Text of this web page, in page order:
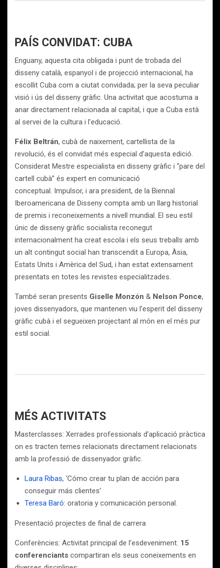
PAÍS CONVIDAT: CUBA
Enguany, aquesta cita obligada i punt de trobada del
disseny català, espanyol i de projecció internacional, ha
escollit Cuba com a ciutat convidada; per la seva peculiar
visió i ús del disseny gràfic. Una activitat que acostuma a
anar directament relacionada al capital, i que a Cuba està
al servei de la cultura i l’educació.
Félix Beltrán, cubà de naixement, cartellista de la
revolució, és el convidat més especial d’aquesta edició.
Considerat Mestre especialista en disseny gràfic i “pare del
cartell cubà” és expert en comunicació
conceptual. Impulsor, i ara president, de la Biennal
Iberoamericana de Disseny compta amb un llarg historial
de premis i reconeixements a nivell mundial. El seu estil
únic de disseny gràfic socialista reconegut
internacionalment ha creat escola i els seus treballs amb
un alt contingut social han transcendit a Europa, Àsia,
Estats Units i Amèrica del Sud, i han estat extensament
presentats en totes les revistes especialitzades.
També seran presents Giselle Monzón & Nelson Ponce,
joves dissenyadors, que mantenen viu l’esperit del disseny
gràfic cubà i el segueixen projectant al món en el més pur
estil social.
MÉS ACTIVITATS
Masterclasses: Xerrades professionals d’aplicació pràctica
on es tracten temes relacionats directament relacionats
amb la professió de dissenyador gràfic.
Laura Ribas, ‘Cómo crear tu plan de acción para
conseguir más clientes’
Teresa Baró: oratoria y comunicación personal.
Presentació projectes de final de carrera
Conferències: Activitat principal de l’esdeveniment. 15
conferenciants compartiran els seus coneixements en